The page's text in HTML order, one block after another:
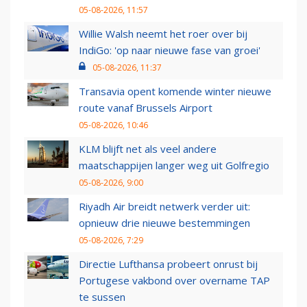
05-08-2026, 11:57
Willie Walsh neemt het roer over bij
IndiGo: 'op naar nieuwe fase van groei'
05-08-2026, 11:37
Transavia opent komende winter nieuwe
route vanaf Brussels Airport
05-08-2026, 10:46
KLM blijft net als veel andere
maatschappijen langer weg uit Golfregio
05-08-2026, 9:00
Riyadh Air breidt netwerk verder uit:
opnieuw drie nieuwe bestemmingen
05-08-2026, 7:29
Directie Lufthansa probeert onrust bij
Portugese vakbond over overname TAP
te sussen